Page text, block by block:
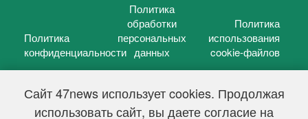
Сайт 47news использует cookies. Продолжая
использовать сайт, вы даете согласие на
Политика
конфиденциальности
Политика
обработки
персональных
данных
Политика
использования
cookie-файлов